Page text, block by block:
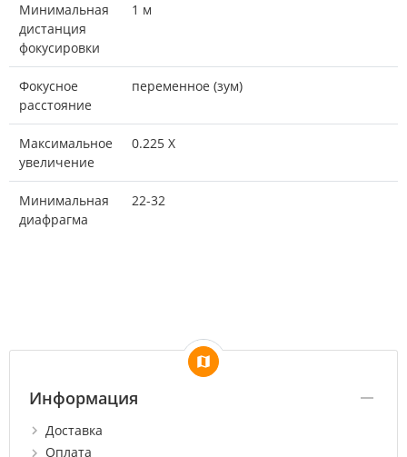
Минимальная
дистанция
фокусировки
1 м
Фокусное
расстояние
переменное (зум)
Максимальное
увеличение
0.225 X
Минимальная
диафрагма
22-32
Информация
Доставка
Оплата